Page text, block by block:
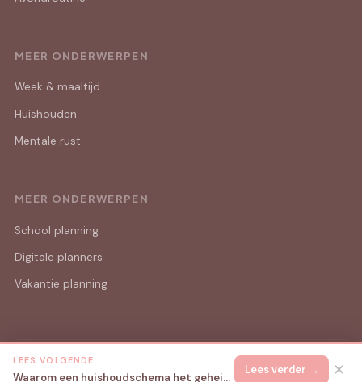
MEER ONDERWERPEN
Week & maaltijd
Huishouden
Mentale rust
MEER ONDERWERPEN
School planning
Digitale planners
Vakantie planning
© 2026 Mama Lijstjes Alle rechten voorbehouden.
LEES VOLGENDE
Waarom een huishoudschema het geheim is van een rustig leven als mama
Lees verder → ✕